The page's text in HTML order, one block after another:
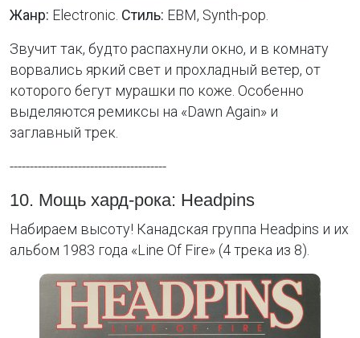
Жанр: Electronic. Стиль: EBM, Synth-pop.
Звучит так, будто распахнули окно, и в комнату
ворвались яркий свет и прохладный ветер, от
которого бегут мурашки по коже. Особенно
выделяются ремиксы на «Dawn Again» и
заглавный трек.
---------------------------------------
10. Мощь хард-рока: Headpins
Набираем высоту! Канадская группа Headpins и их
альбом 1983 года «Line Of Fire» (4 трека из 8).